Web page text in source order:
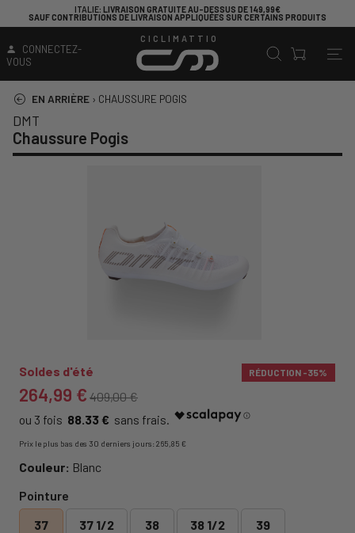
ITALIE: LIVRAISON GRATUITE AU-DESSUS DE 149,99€
SAUF CONTRIBUTIONS DE LIVRAISON APPLIQUÉES SUR CERTAINS PRODUITS
CONNECTEZ-
VOUS
CICLIMATTIO
EN ARRIÈRE › CHAUSSURE POGIS
DMT
Chaussure Pogis
Soldes d'été RÉDUCTION -35%
264,99 € 409,00 €
88.33 €
Prix ​​le plus bas des 30 derniers jours: 265,85 €
Couleur: Blanc
Pointure
37
37 1/2 38 38 1/2 39